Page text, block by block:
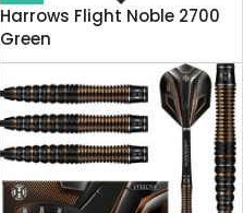
Harrows Flight Noble 2700
Green
€1.30 Incl. BTW